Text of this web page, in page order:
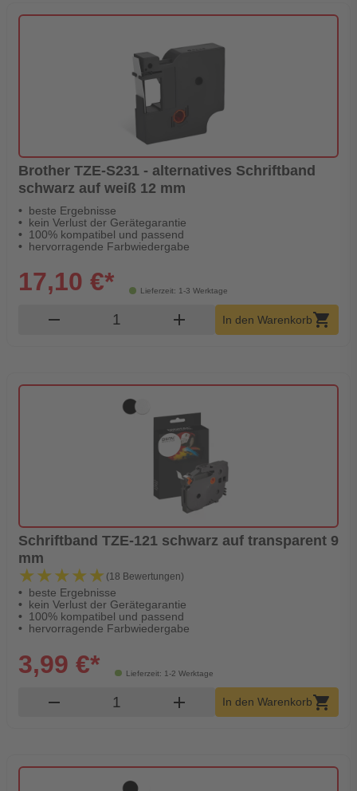
Brother TZE-S231 - alternatives Schriftband
schwarz auf weiß 12 mm
beste Ergebnisse
kein Verlust der Gerätegarantie
100% kompatibel und passend
hervorragende Farbwiedergabe
Lieferzeit: 1-3 Werktage
17,10 €*
remove Produkt Warenkorb Menge
add In den Warenkorbshopping_cart
Schriftband TZE-121 schwarz auf transparent 9
mm
★★★★★
★★★★★ (18 Bewertungen)
beste Ergebnisse
kein Verlust der Gerätegarantie
100% kompatibel und passend
hervorragende Farbwiedergabe
Lieferzeit: 1-2 Werktage
3,99 €*
remove Produkt Warenkorb Menge
add In den Warenkorbshopping_cart